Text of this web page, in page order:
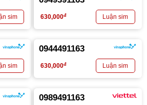
630,000đ
0944491163
630,000đ
0989491163